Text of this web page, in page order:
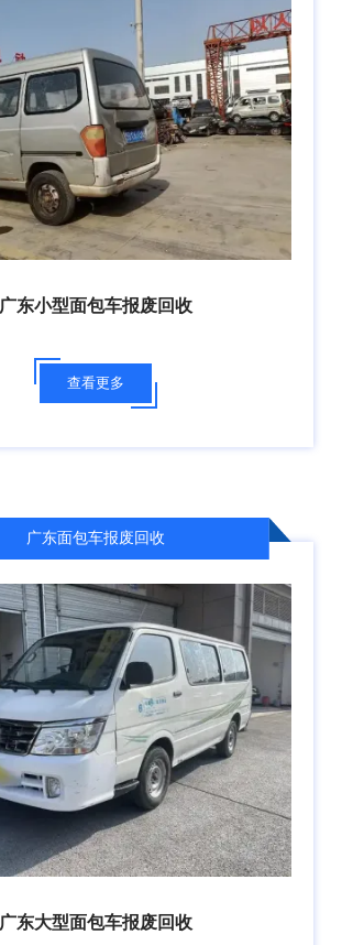
广东小型面包车报废回收
查看更多
广东面包车报废回收
广东大型面包车报废回收